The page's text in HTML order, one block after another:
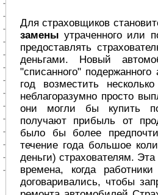
-
-
-
-
-
-
-
-
-
-
-
-
-
-
Для страховщиков
замены утраченного или
предоставлять
деньгами. Новый
"списанного"
год возместить
неблагоразумно просто
они могли бы купить
получают прибыль от
было бы более
течение года большое
деньги) страхователям.
времена, когда
договаривались, чтобы